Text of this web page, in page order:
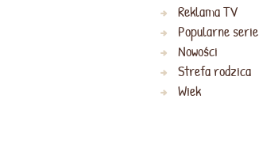
Reklama TV
Popularne serie
Nowości
Strefa rodzica
Wiek